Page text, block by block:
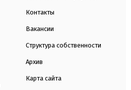
Контакты
Вакансии
Структура собственности
Архив
Карта сайта